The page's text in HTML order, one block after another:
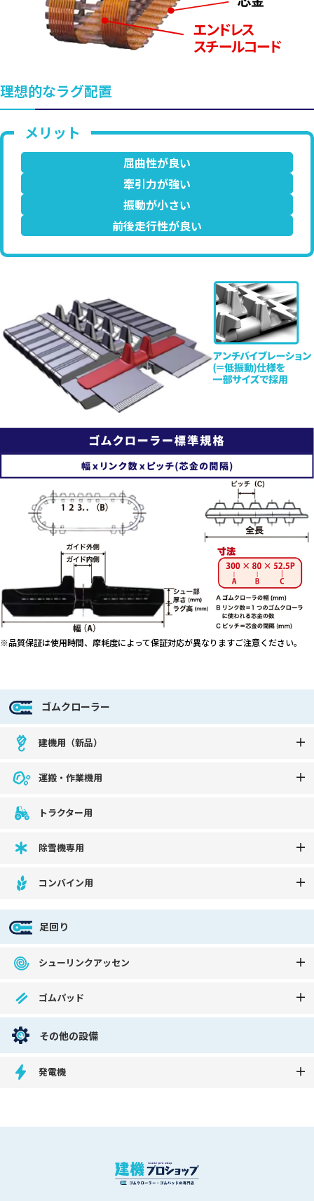
理想的なラグ配置
屈曲性が良い
牽引力が強い
振動が小さい
前後走行性が良い
※品質保証は使用時間、摩耗度によって保証対応が異なりますご注意ください。
ゴムクローラー
建機用（新品）
運搬・作業機用
トラクター用
除雪機専用
コンバイン用
足回り
シューリンクアッセン
ゴムパッド
その他の設備
発電機